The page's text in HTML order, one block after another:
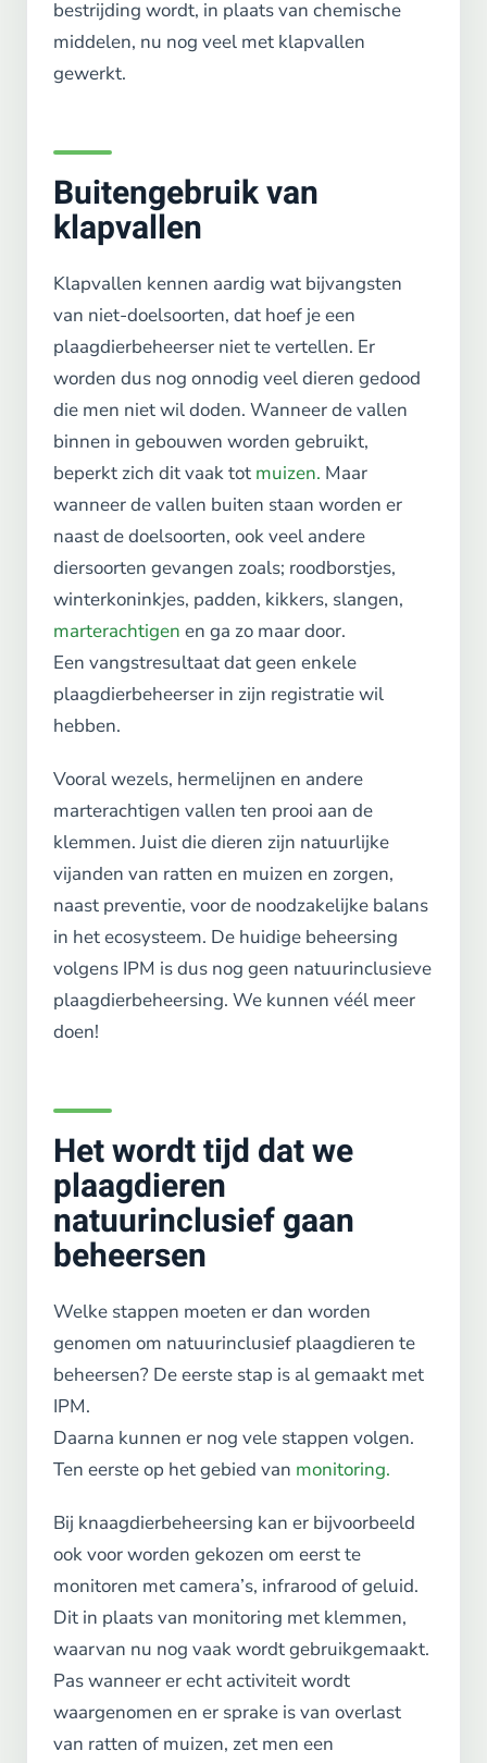
bestrijding wordt, in plaats van chemische
middelen, nu nog veel met klapvallen
gewerkt.
Buitengebruik van
klapvallen
Klapvallen kennen aardig wat bijvangsten
van niet-doelsoorten, dat hoef je een
plaagdierbeheerser niet te vertellen. Er
worden dus nog onnodig veel dieren gedood
die men niet wil doden. Wanneer de vallen
binnen in gebouwen worden gebruikt,
beperkt zich dit vaak tot muizen. Maar
wanneer de vallen buiten staan worden er
naast de doelsoorten, ook veel andere
diersoorten gevangen zoals; roodborstjes,
winterkoninkjes, padden, kikkers, slangen,
marterachtigen en ga zo maar door.
Een vangstresultaat dat geen enkele
plaagdierbeheerser in zijn registratie wil
hebben.
Vooral wezels, hermelijnen en andere
marterachtigen vallen ten prooi aan de
klemmen. Juist die dieren zijn natuurlijke
vijanden van ratten en muizen en zorgen,
naast preventie, voor de noodzakelijke balans
in het ecosysteem. De huidige beheersing
volgens IPM is dus nog geen natuurinclusieve
plaagdierbeheersing. We kunnen véél meer
doen!
Het wordt tijd dat we
plaagdieren
natuurinclusief gaan
beheersen
Welke stappen moeten er dan worden
genomen om natuurinclusief plaagdieren te
beheersen? De eerste stap is al gemaakt met
IPM.
Daarna kunnen er nog vele stappen volgen.
Ten eerste op het gebied van monitoring.
Bij knaagdierbeheersing kan er bijvoorbeeld
ook voor worden gekozen om eerst te
monitoren met camera’s, infrarood of geluid.
Dit in plaats van monitoring met klemmen,
waarvan nu nog vaak wordt gebruikgemaakt.
Pas wanneer er echt activiteit wordt
waargenomen en er sprake is van overlast
van ratten of muizen, zet men een